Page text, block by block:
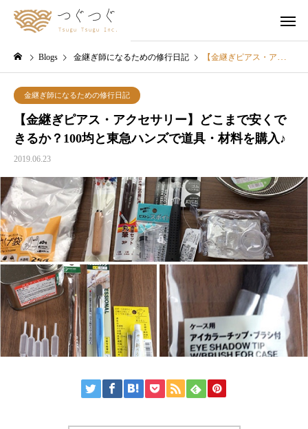
Blogs 金継ぎ師になるための修行日記 【金継ぎピアス・アクセサリー】どこまで安くできるか？100均と東急ハンズで道具・材料を購入♪
金継ぎ師になるための修行日記
【金継ぎピアス・アクセサリー】どこまで安くで
きるか？100均と東急ハンズで道具・材料を購入♪
2019.06.23